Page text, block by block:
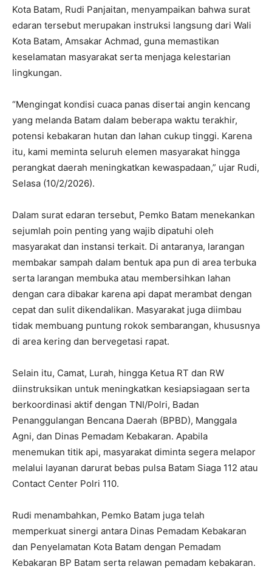
Kota Batam, Rudi Panjaitan, menyampaikan bahwa surat
edaran tersebut merupakan instruksi langsung dari Wali
Kota Batam, Amsakar Achmad, guna memastikan
keselamatan masyarakat serta menjaga kelestarian
lingkungan.
“Mengingat kondisi cuaca panas disertai angin kencang
yang melanda Batam dalam beberapa waktu terakhir,
potensi kebakaran hutan dan lahan cukup tinggi. Karena
itu, kami meminta seluruh elemen masyarakat hingga
perangkat daerah meningkatkan kewaspadaan,” ujar Rudi,
Selasa (10/2/2026).
Dalam surat edaran tersebut, Pemko Batam menekankan
sejumlah poin penting yang wajib dipatuhi oleh
masyarakat dan instansi terkait. Di antaranya, larangan
membakar sampah dalam bentuk apa pun di area terbuka
serta larangan membuka atau membersihkan lahan
dengan cara dibakar karena api dapat merambat dengan
cepat dan sulit dikendalikan. Masyarakat juga diimbau
tidak membuang puntung rokok sembarangan, khususnya
di area kering dan bervegetasi rapat.
Selain itu, Camat, Lurah, hingga Ketua RT dan RW
diinstruksikan untuk meningkatkan kesiapsiagaan serta
berkoordinasi aktif dengan TNI/Polri, Badan
Penanggulangan Bencana Daerah (BPBD), Manggala
Agni, dan Dinas Pemadam Kebakaran. Apabila
menemukan titik api, masyarakat diminta segera melapor
melalui layanan darurat bebas pulsa Batam Siaga 112 atau
Contact Center Polri 110.
Rudi menambahkan, Pemko Batam juga telah
memperkuat sinergi antara Dinas Pemadam Kebakaran
dan Penyelamatan Kota Batam dengan Pemadam
Kebakaran BP Batam serta relawan pemadam kebakaran.